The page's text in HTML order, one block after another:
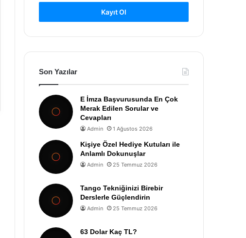
Kayıt Ol
Son Yazılar
E İmza Başvurusunda En Çok
Merak Edilen Sorular ve
Cevapları
Admin 1 Ağustos 2026
Kişiye Özel Hediye Kutuları ile
Anlamlı Dokunuşlar
Admin 25 Temmuz 2026
Tango Tekniğinizi Birebir
Derslerle Güçlendirin
Admin 25 Temmuz 2026
63 Dolar Kaç TL?